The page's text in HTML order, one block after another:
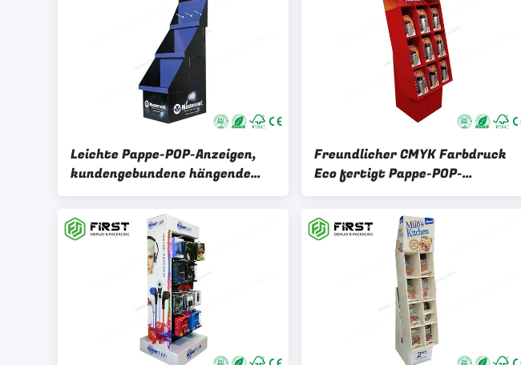
Leichte Pappe-POP-Anzeigen,
kundengebundene hängende
gewölbte Boden-Haken-
Anzeigen
Freundlicher CMYK Farbdruck
Eco fertigt Pappe-POP-
Ausstellungsstand
kundenspezifisch an